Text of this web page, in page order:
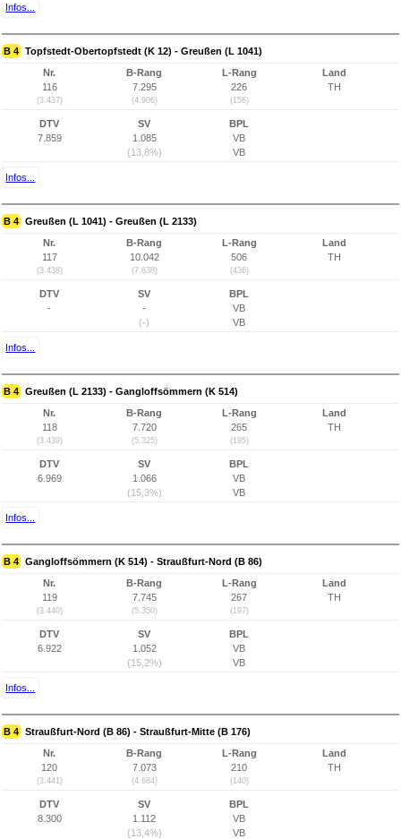
Infos...
B 4 Topfstedt-Obertopfstedt (K 12) - Greußen (L 1041)
Nr.
116
(3.437)
B-Rang
7.295
(4.906)
L-Rang
226
(156)
Land
TH
DTV
7.859
SV
1.085
(13,8%)
BPL
VB
VB
Infos...
B 4 Greußen (L 1041) - Greußen (L 2133)
Nr.
117
(3.438)
B-Rang
10.042
(7.638)
L-Rang
506
(436)
Land
TH
DTV
-
SV
-
(-)
BPL
VB
VB
Infos...
B 4 Greußen (L 2133) - Gangloffsömmern (K 514)
Nr.
118
(3.439)
B-Rang
7.720
(5.325)
L-Rang
265
(195)
Land
TH
DTV
6.969
SV
1.066
(15,3%)
BPL
VB
VB
Infos...
B 4 Gangloffsömmern (K 514) - Straußfurt-Nord (B 86)
Nr.
119
(3.440)
B-Rang
7.745
(5.350)
L-Rang
267
(197)
Land
TH
DTV
6.922
SV
1.052
(15,2%)
BPL
VB
VB
Infos...
B 4 Straußfurt-Nord (B 86) - Straußfurt-Mitte (B 176)
Nr.
120
(3.441)
B-Rang
7.073
(4.684)
L-Rang
210
(140)
Land
TH
DTV
8.300
SV
1.112
(13,4%)
BPL
VB
VB